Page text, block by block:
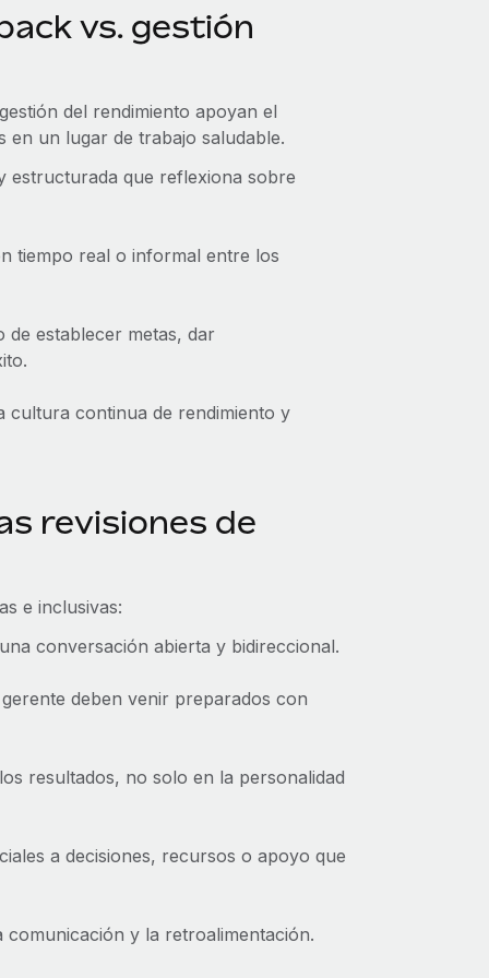
vs. gestión
del rendimiento apoyan el
en un lugar de trabajo saludable.
estructurada que reflexiona sobre
tiempo real o informal entre los
de establecer metas, dar
cultura continua de rendimiento y
revisiones de
e inclusivas:
conversación abierta y bidireccional.
deben venir preparados con
resultados, no solo en la personalidad
a decisiones, recursos o apoyo que
y la retroalimentación.